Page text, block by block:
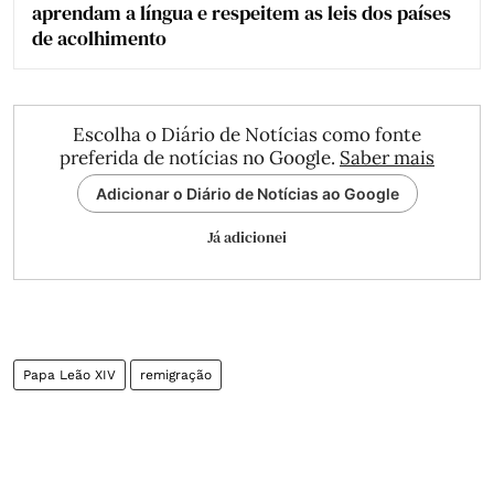
aprendam a língua e respeitem as leis dos países
de acolhimento
Escolha o Diário de Notícias como fonte
preferida de notícias no Google. Saber mais
Adicionar o Diário de Notícias ao Google
Já adicionei
Papa Leão XIV remigração